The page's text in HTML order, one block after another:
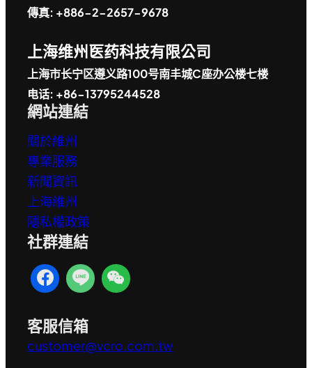
傳真: +886-2-2657-9678
上海维州医药科技有限公司
上海市长宁区遵义路100号南丰城C座办公楼七楼
电话: +86-13795244528
網站連結
關於維州
專業服務
新聞資訊
上海維州
隱私權政策
社群連結
客服信箱
customer@vcro.com.tw